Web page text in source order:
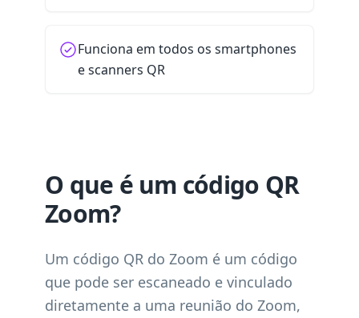
Funciona em todos os smartphones
e scanners QR
O que é um código QR
Zoom?
Um código QR do Zoom é um código
que pode ser escaneado e vinculado
diretamente a uma reunião do Zoom,